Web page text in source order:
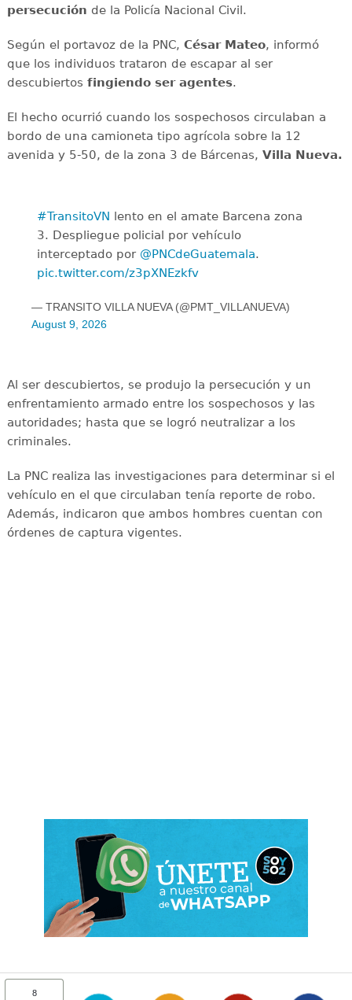
persecución de la Policía Nacional Civil.
Según el portavoz de la PNC, César Mateo, informó
que los individuos trataron de escapar al ser
descubiertos fingiendo ser agentes.
El hecho ocurrió cuando los sospechosos circulaban a
bordo de una camioneta tipo agrícola sobre la 12
avenida y 5-50, de la zona 3 de Bárcenas, Villa Nueva.
#TransitoVN
lento en el amate Barcena zona
3. Despliegue policial por vehículo
interceptado por @PNCdeGuatemala.
pic.twitter.com/z3pXNEzkfv
— TRANSITO VILLA NUEVA (@PMT_VILLANUEVA)
August 9, 2026
Al ser descubiertos, se produjo la persecución y un
enfrentamiento armado entre los sospechosos y las
autoridades; hasta que se logró neutralizar a los
criminales.
La PNC realiza las investigaciones para determinar si el
vehículo en el que circulaban tenía reporte de robo.
Además, indicaron que ambos hombres cuentan con
órdenes de captura vigentes.
8